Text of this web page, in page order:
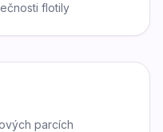
flotily
parcích